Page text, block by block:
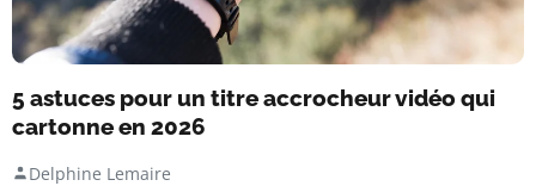
5 astuces pour un titre accrocheur vidéo qui
cartonne en 2026
Delphine Lemaire